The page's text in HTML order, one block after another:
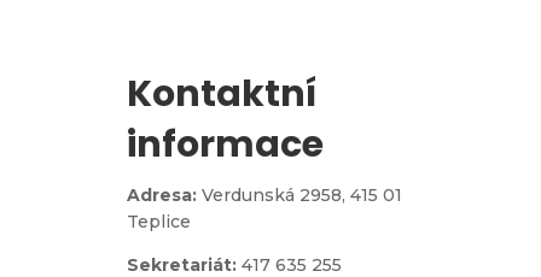
Kontaktní
informace
Adresa: Verdunská 2958, 415 01
Teplice
Sekretariát: 417 635 255